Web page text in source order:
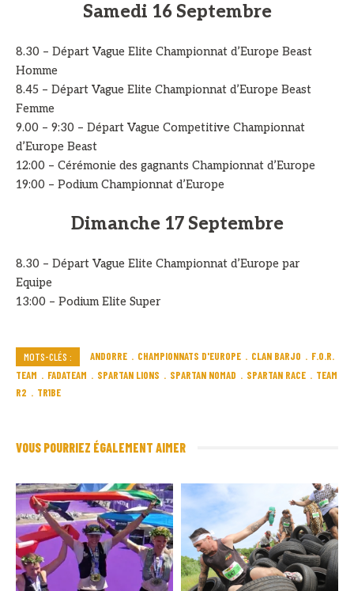
Samedi 16 Septembre
8.30 – Départ Vague Elite Championnat d’Europe Beast
Homme
8.45 – Départ Vague Elite Championnat d’Europe Beast
Femme
9.00 – 9:30 – Départ Vague Competitive Championnat
d’Europe Beast
12:00 – Cérémonie des gagnants Championnat d’Europe
19:00 – Podium Championnat d’Europe
Dimanche 17 Septembre
8.30 – Départ Vague Elite Championnat d’Europe par
Equipe
13:00 – Podium Elite Super
MOTS-CLÉS : ANDORRE CHAMPIONNATS D'EUROPE CLAN BARJO
F.O.R.
TEAM
FADATEAM SPARTAN LIONS SPARTAN NOMAD SPARTAN RACE
TEAM
R2
TR1BE
VOUS POURRIEZ ÉGALEMENT AIMER